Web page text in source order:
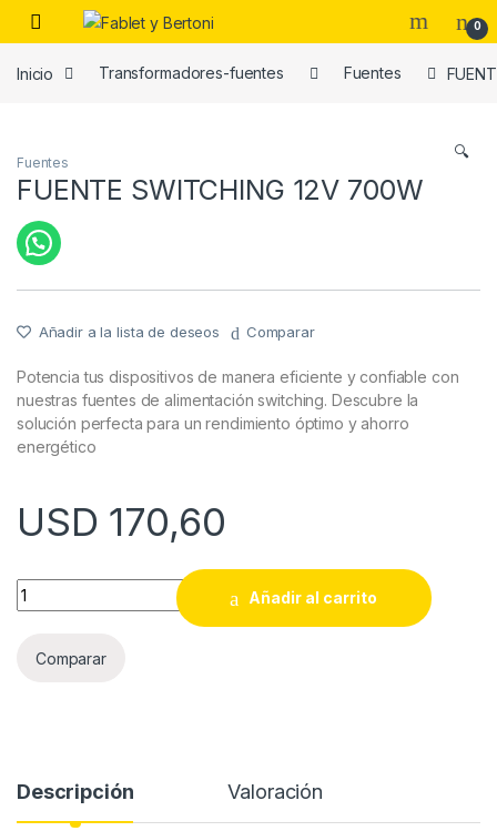
Skip to navigation
Skip to content
0
Inicio Transformadores-fuentes Fuentes
🔍
Fuentes
FUENTE SWITCHING 12V 700W
Añadir a la lista de deseos Comparar
Potencia tus dispositivos de manera eficiente y confiable con
nuestras fuentes de alimentación switching. Descubre la
solución perfecta para un rendimiento óptimo y ahorro
energético
USD 170,60
FUENTE SWITCHING 12V 700W quantity
Añadir al carrito
Comparar
Descripción Valoración